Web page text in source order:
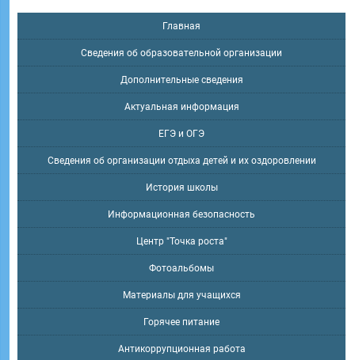
Главная
Сведения об образовательной организации
Дополнительные сведения
Актуальная информация
ЕГЭ и ОГЭ
Сведения об организации отдыха детей и их оздоровлении
История школы
Информационная безопасность
Центр "Точка роста"
Фотоальбомы
Материалы для учащихся
Горячее питание
Антикоррупционная работа